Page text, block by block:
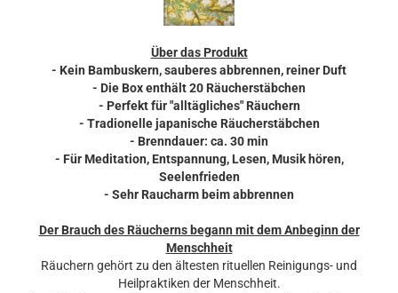
Über das Produkt
- Kein Bambuskern, sauberes abbrennen, reiner Duft
- Die Box enthält 20 Räucherstäbchen
- Perfekt für "alltägliches" Räuchern
- Tradionelle japanische Räucherstäbchen
- Brenndauer: ca. 30 min
- Für Meditation, Entspannung, Lesen, Musik hören,
Seelenfrieden
- Sehr Raucharm beim abbrennen
Der Brauch des Räucherns begann mit dem Anbeginn der
Menschheit
Räuchern gehört zu den ältesten rituellen Reinigungs- und
Heilpraktiken der Menschheit.